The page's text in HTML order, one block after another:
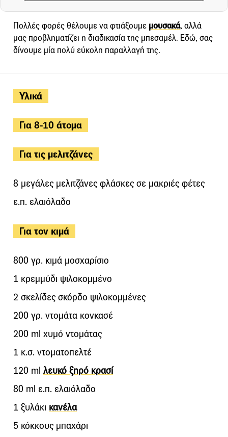
Υλικά
Για 8-10 άτομα
Για τις μελιτζάνες
8 μεγάλες μελιτζάνες φλάσκες σε μακριές φέτες
ε.π. ελαιόλαδο
Για τον κιμά
800 γρ. κιμά μοσχαρίσιο
1 κρεμμύδι ψιλοκομμένο
2 σκελίδες σκόρδο ψιλοκομμένες
200 γρ. ντομάτα κονκασέ
200 ml χυμό ντομάτας
1 κ.σ. ντοματοπελτέ
120 ml λευκό ξηρό κρασί
80 ml ε.π. ελαιόλαδο
1 ξυλάκι κανέλα
5 κόκκους μπαχάρι
Πολλές φορές θέλουμε να φτιάξουμε μουσακά, αλλά
μας προβληματίζει η διαδικασία της μπεσαμέλ. Εδώ, σας
δίνουμε μία πολύ εύκολη παραλλαγή της.